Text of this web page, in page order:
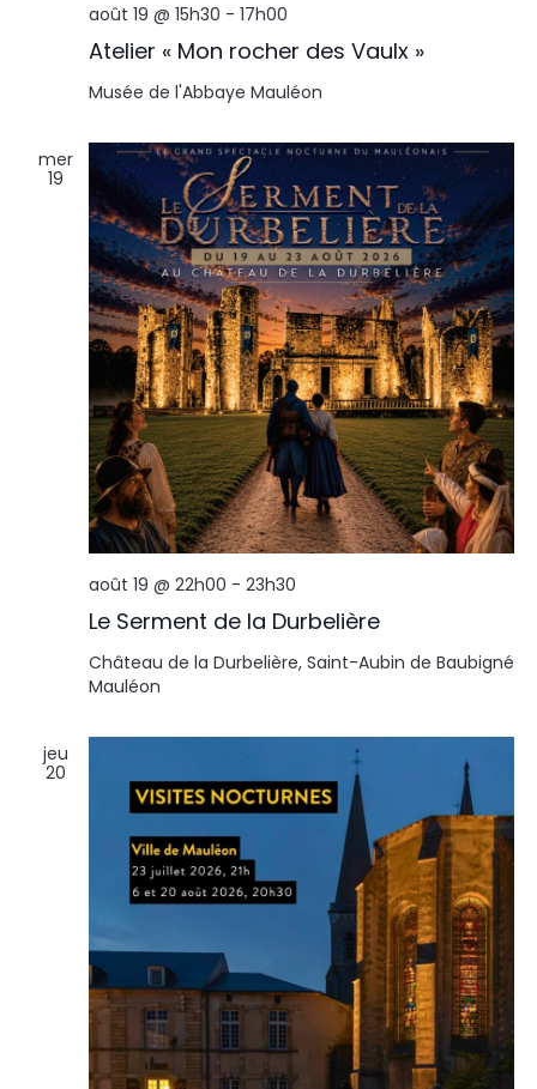
Atelier « Mon rocher des Vaulx »
août 19 @ 15h30 - 17h00
Musée de l'Abbaye Mauléon
mer
19
Le Serment de la Durbelière
août 19 @ 22h00 - 23h30
Château de la Durbelière, Saint-Aubin de Baubigné
Mauléon
jeu
20